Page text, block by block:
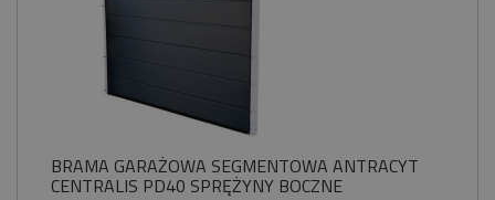
BRAMA GARAŻOWA SEGMENTOWA ANTRACYT
CENTRALIS PD40 SPRĘŻYNY BOCZNE